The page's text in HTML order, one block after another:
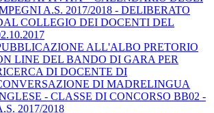
A.S. 2017/2018 - DELIBERATO
COLLEGIO DEI DOCENTI DEL
ALL'ALBO PRETORIO
LINE DEL BANDO DI GARA PER
DI DOCENTE DI
DI MADRELINGUA
- CLASSE DI CONCORSO BB02 -
2017/2018